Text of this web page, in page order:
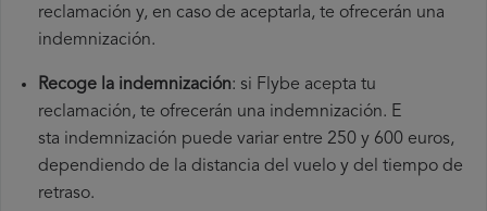
reclamación y, en caso de aceptarla, te ofrecerán una
indemnización.
Recoge la indemnización: si Flybe acepta tu
reclamación, te ofrecerán una indemnización. E
sta indemnización puede variar entre 250 y 600 euros,
dependiendo de la distancia del vuelo y del tiempo de
retraso.